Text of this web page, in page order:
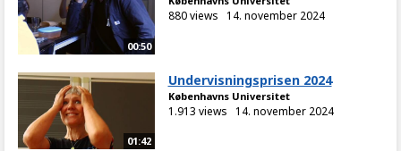
00:50
880 views 14. november 2024
01:42
Undervisningsprisen 2024
Københavns Universitet
1.913 views 14. november 2024